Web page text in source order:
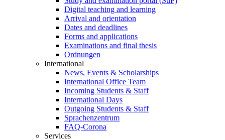
Digital teaching and learning
Arrival and orientation
Dates and deadlines
Forms and applications
Examinations and final thesis
Ordnungen
International
News, Events & Scholarships
International Office Team
Incoming Students & Staff
International Days
Outgoing Students & Staff
Sprachenzentrum
FAQ-Corona
Services